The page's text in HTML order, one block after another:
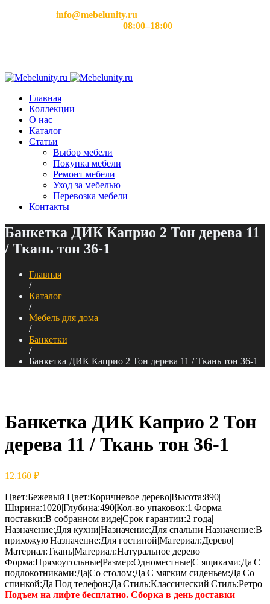
info@mebelunity.ru
08:00–18:00
Главная
Коллекции
О нас
Каталог
Статьи
Выбор мебели
Покупка мебели
Ремонт мебели
Уход за мебелью
Перевозка мебели
Контакты
Банкетка ДИК Каприо 2 Тон дерева 11
/ Ткань тон 36-1
Главная
/
Каталог
/
Мебель для дома
/
Банкетки
/
Банкетка ДИК Каприо 2 Тон дерева 11 / Ткань тон 36-1
Банкетка ДИК Каприо 2 Тон
дерева 11 / Ткань тон 36-1
12.160 ₽
Цвет:Бежевый|Цвет:Коричневое дерево|Высота:890|
Ширина:1020|Глубина:490|Кол-во упаковок:1|Форма
поставки:В собранном виде|Срок гарантии:2 года|
Назначение:Для кухни|Назначение:Для спальни|Назначение:В
прихожую|Назначение:Для гостиной|Материал:Дерево|
Материал:Ткань|Материал:Натуральное дерево|
Форма:Прямоугольные|Размер:Одноместные|С ящиками:Да|С
подлокотниками:Да|Со столом:Да|С мягким сиденьем:Да|Со
спинкой:Да|Под телефон:Да|Стиль:Классический|Стиль:Ретро
Подъем на лифте бесплатно. Сборка в день доставки